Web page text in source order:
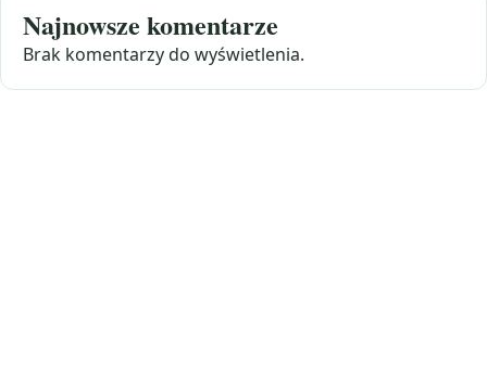
Najnowsze komentarze
Brak komentarzy do wyświetlenia.